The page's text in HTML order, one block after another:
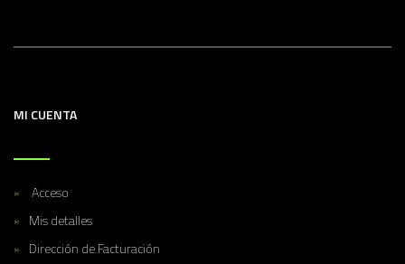
MI CUENTA
Acceso
Mis detalles
Dirección de Facturación